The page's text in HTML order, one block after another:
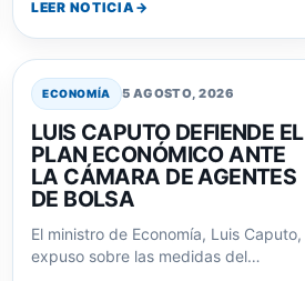
tendencia, con…
LEER NOTICIA
ECONOMÍA 5 AGOSTO, 2026
LUIS CAPUTO DEFIENDE EL
PLAN ECONÓMICO ANTE
LA CÁMARA DE AGENTES
DE BOLSA
El ministro de Economía, Luis Caputo,
expuso sobre las medidas del